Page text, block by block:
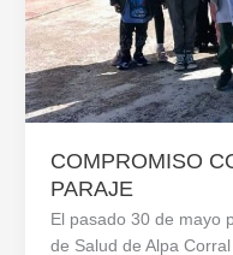
COMPROMISO
PARAJE
El pasado 30 de mayo
de Salud de Alpa